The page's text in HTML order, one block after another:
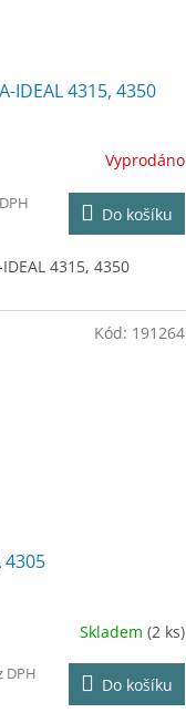
IDEAL 4315, 4350
Vyprodáno
Do košíku
4315, 4350
4305
Skladem (2 ks)
DPH
Do košíku
Kód: 191264